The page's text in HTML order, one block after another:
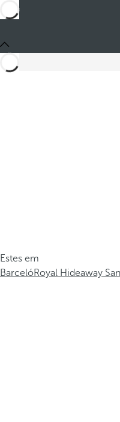
Estes em
BarcelóRoyal Hideaway